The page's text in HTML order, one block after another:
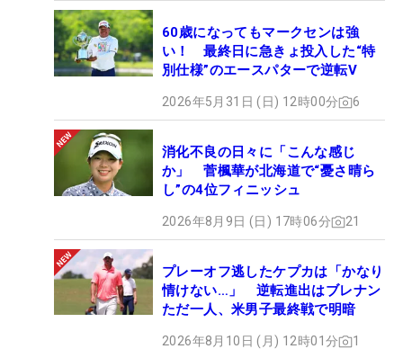
60歳になってもマークセンは強
い！ 最終日に急きょ投入した“特
別仕様”のエースパターで逆転V
2026年5月31日 (日) 12時00分 6
消化不良の日々に「こんな感じ
か」 菅楓華が北海道で“憂さ晴ら
し”の4位フィニッシュ
2026年8月9日 (日) 17時06分 21
プレーオフ逃したケプカは「かなり
情けない…」 逆転進出はブレナン
ただ一人、米男子最終戦で明暗
2026年8月10日 (月) 12時01分 1